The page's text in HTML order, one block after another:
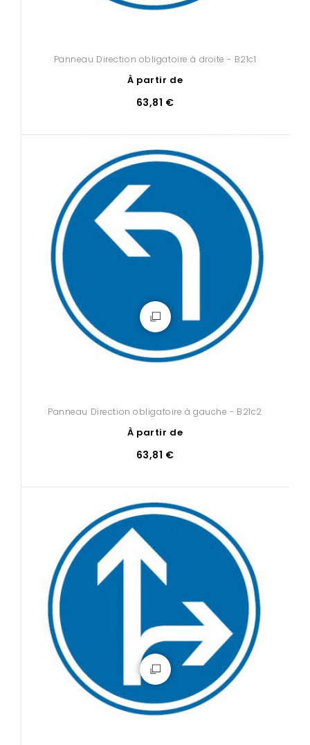
Panneau Direction obligatoire à droite - B21c1
À partir de
63,81 €
Panneau Direction obligatoire à gauche - B21c2
À partir de
63,81 €